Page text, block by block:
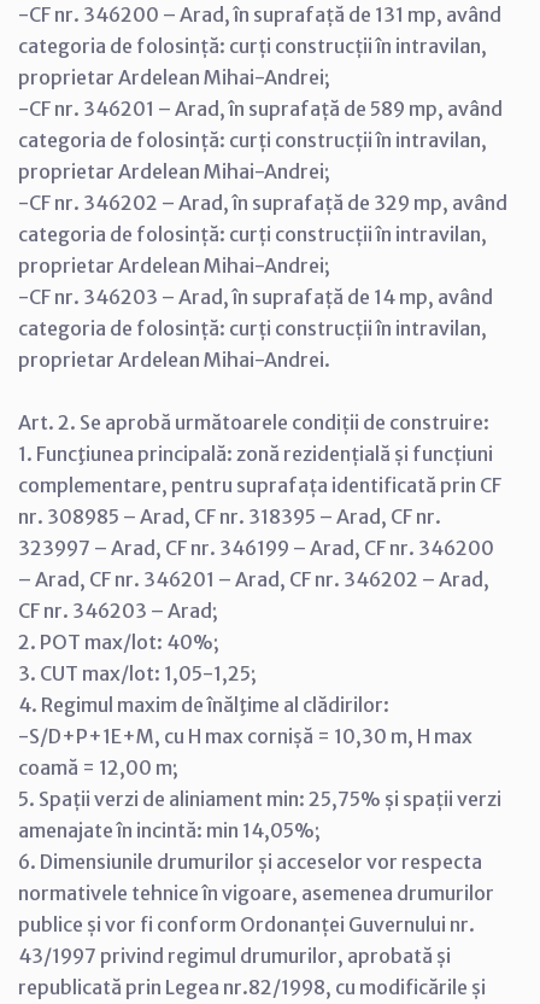
-CF nr. 346200 – Arad, în suprafață de 131 mp, având
categoria de folosință: curți construcții în intravilan,
proprietar Ardelean Mihai-Andrei;
-CF nr. 346201 – Arad, în suprafață de 589 mp, având
categoria de folosință: curți construcții în intravilan,
proprietar Ardelean Mihai-Andrei;
-CF nr. 346202 – Arad, în suprafață de 329 mp, având
categoria de folosință: curți construcții în intravilan,
proprietar Ardelean Mihai-Andrei;
-CF nr. 346203 – Arad, în suprafață de 14 mp, având
categoria de folosință: curți construcții în intravilan,
proprietar Ardelean Mihai-Andrei.
Art. 2. Se aprobă următoarele condiții de construire:
1. Funcţiunea principală: zonă rezidențială și funcțiuni
complementare, pentru suprafața identificată prin CF
nr. 308985 – Arad, CF nr. 318395 – Arad, CF nr.
323997 – Arad, CF nr. 346199 – Arad, CF nr. 346200
– Arad, CF nr. 346201 – Arad, CF nr. 346202 – Arad,
CF nr. 346203 – Arad;
2. POT max/lot: 40%;
3. CUT max/lot: 1,05-1,25;
4. Regimul maxim de înălţime al clădirilor:
-S/D+P+1E+M, cu H max cornișă = 10,30 m, H max
coamă = 12,00 m;
5. Spații verzi de aliniament min: 25,75% și spații verzi
amenajate în incintă: min 14,05%;
6. Dimensiunile drumurilor și acceselor vor respecta
normativele tehnice în vigoare, asemenea drumurilor
publice și vor fi conform Ordonanței Guvernului nr.
43/1997 privind regimul drumurilor, aprobată și
republicată prin Legea nr.82/1998, cu modificările și